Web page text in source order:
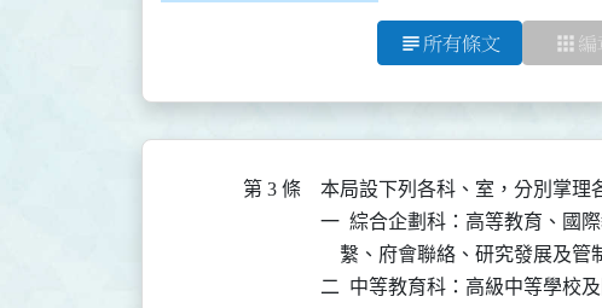
subject 所有條文 apps 編
第 3 條
本局設下列各科、室，分別掌理
一  綜合企劃科：高等教育、國
繫、府會聯絡、研究發展及管
二  中等教育科：高級中等學校